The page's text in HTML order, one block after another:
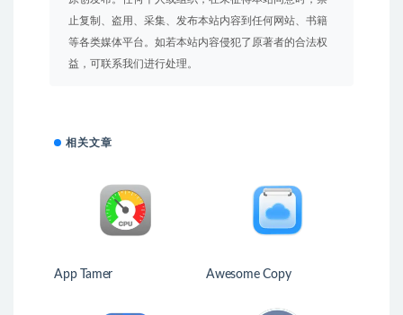
止复制、盗用、采集、发布本站内容到任何网站、书籍
等各类媒体平台。如若本站内容侵犯了原著者的合法权
益，可联系我们进行处理。
相关文章
App Tamer Awesome Copy